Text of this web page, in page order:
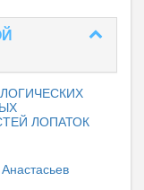
ЛОПАТОК
Анастасьев